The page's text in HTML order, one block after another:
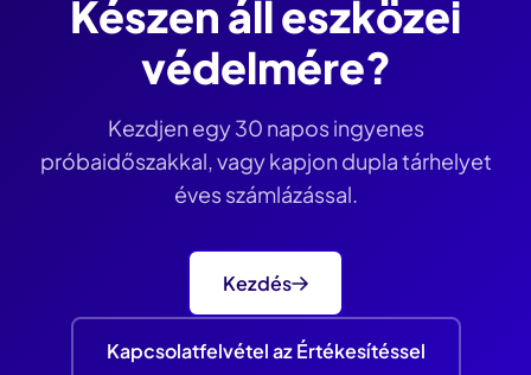
Készen áll eszközei
védelmére?
Kezdjen egy 30 napos ingyenes
próbaidőszakkal, vagy kapjon dupla tárhelyet
éves számlázással.
Kezdés
Kapcsolatfelvétel az Értékesítéssel